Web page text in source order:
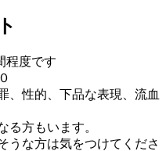
度です
００
、性的、下品な表現、流血
方もいます。
うな方は気をつけてくださ